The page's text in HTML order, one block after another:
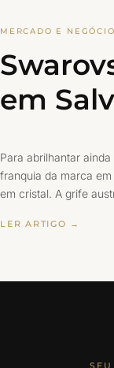
MERCADO E
em
Para abrilhantar
franquia da marca
em cristal. A grife
LER ARTIGO →